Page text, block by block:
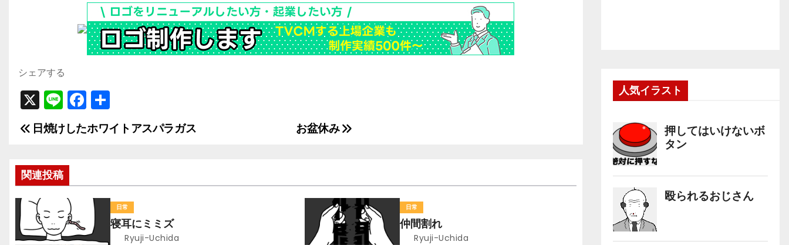
シェアする
X Li
n
e
F
a
c
o
o
k
有
投
ナ
ビ
ゲ
お盆休み
日焼けしたホワイトアスパラガス
関連投稿
日常
寝耳にミミズ
Ryuji-Uchida
日常
仲間割れ
Ryuji-Uchida
人気イラスト